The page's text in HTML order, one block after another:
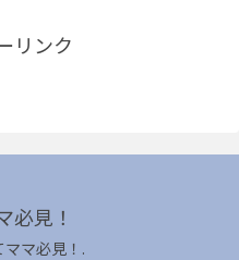
リンク
必見！
マ必見！.